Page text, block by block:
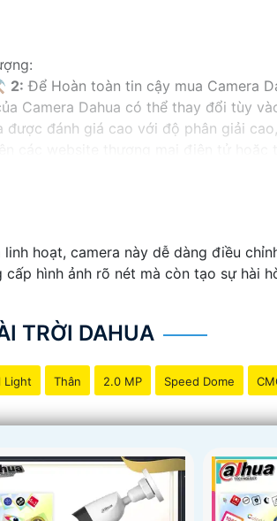
2: Để Hoàn toàn tin cậy mua Camera
Camera Dahua có thể thay đổi tùy
được đánh giá cao với độ phân giải
hãng, giá rẻ và chất lượng. Nếu bạn
hoạt, camera này dễ dàng điều
hình ảnh rõ nét mà còn tạo sự hài
TRỜI DAHUA
Light Thân 2.0 MP Speed Dome